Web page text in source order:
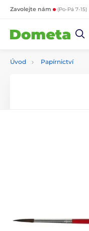
Zavolejte nám (Po-Pá 7-15)
Úvod Papírnictví